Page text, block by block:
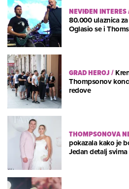
NEVIĐEN INTERES
80.000 ulaznica
Oglasio se i
GRAD HEROJ/
Thompsonov
redove
THOMPSONOVA
pokazala kako je
Jedan detalj